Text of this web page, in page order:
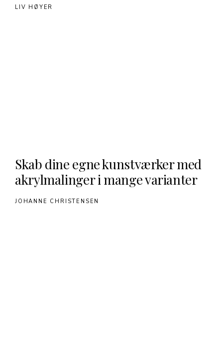
LIV HØYER
Skab dine egne kunstværker med
akrylmalinger i mange varianter
JOHANNE CHRISTENSEN